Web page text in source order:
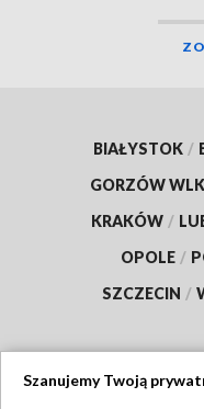
BIAŁYSTOK /
GORZÓW
KRAKÓW /
OPOLE /
SZCZECIN /
Szanujemy Twoją